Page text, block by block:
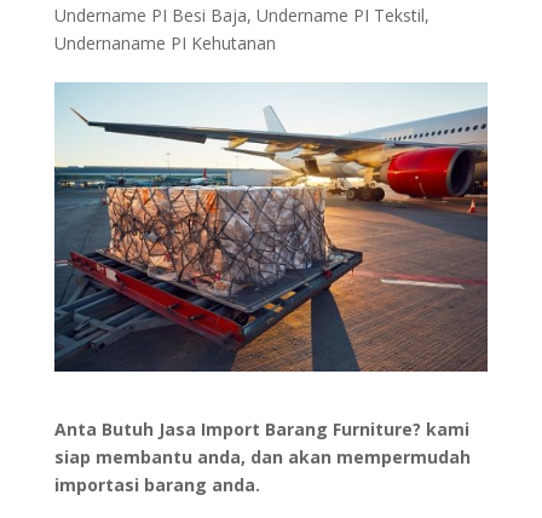
Undername PI Besi Baja, Undername PI Tekstil,
Undernaname PI Kehutanan
Anta Butuh Jasa Import Barang Furniture? kami
siap membantu anda, dan akan mempermudah
importasi barang anda.